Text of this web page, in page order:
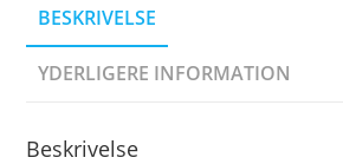
BESKRIVELSE
YDERLIGERE INFORMATION
Beskrivelse